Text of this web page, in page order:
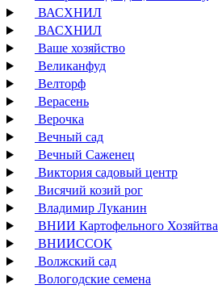
ВАСХНИЛ
ВАСХНИЛ
Ваше хозяйство
Великанфуд
Велторф
Верасень
Верочка
Вечный сад
Вечный Саженец
Виктория садовый центр
Висячий козий рог
Владимир Луканин
ВНИИ Картофельного Хозяйтва
ВНИИССОК
Волжский сад
Вологодские семена